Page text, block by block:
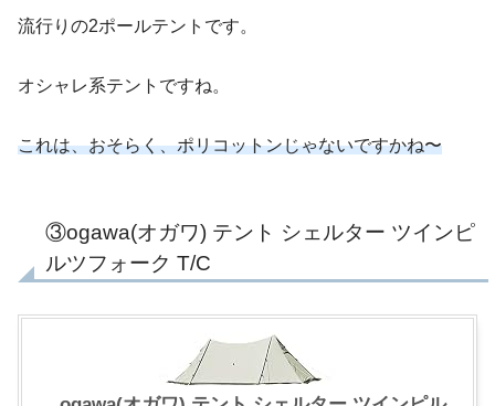
流行りの2ポールテントです。
オシャレ系テントですね。
これは、おそらく、ポリコットンじゃないですかね〜
③ogawa(オガワ) テント シェルター ツインピ
ルツフォーク T/C